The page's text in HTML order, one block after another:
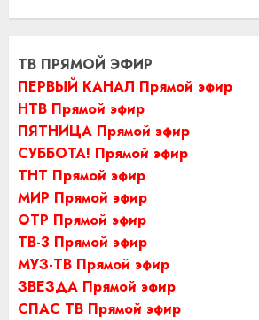
ТВ ПРЯМОЙ ЭФИР
ПЕРВЫЙ КАНАЛ Прямой эфир
НТВ Прямой эфир
ПЯТНИЦА Прямой эфир
СУББОТА! Прямой эфир
ТНТ Прямой эфир
МИР Прямой эфир
ОТР Прямой эфир
ТВ-3 Прямой эфир
МУЗ-ТВ Прямой эфир
ЗВЕЗДА Прямой эфир
СПАС ТВ Прямой эфир